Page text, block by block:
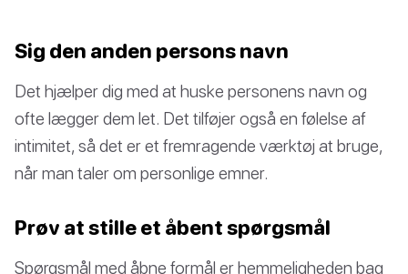
Sig den anden persons navn
Det hjælper dig med at huske personens navn og
ofte lægger dem let. Det tilføjer også en følelse af
intimitet, så det er et fremragende værktøj at bruge,
når man taler om personlige emner.
Prøv at stille et åbent spørgsmål
Spørgsmål med åbne formål er hemmeligheden bag